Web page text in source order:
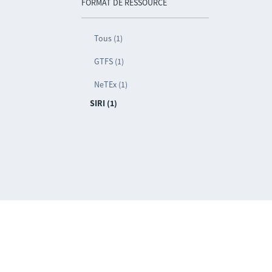
FORMAT DE RESSOURCE
Tous (1)
GTFS (1)
NeTEx (1)
SIRI (1)